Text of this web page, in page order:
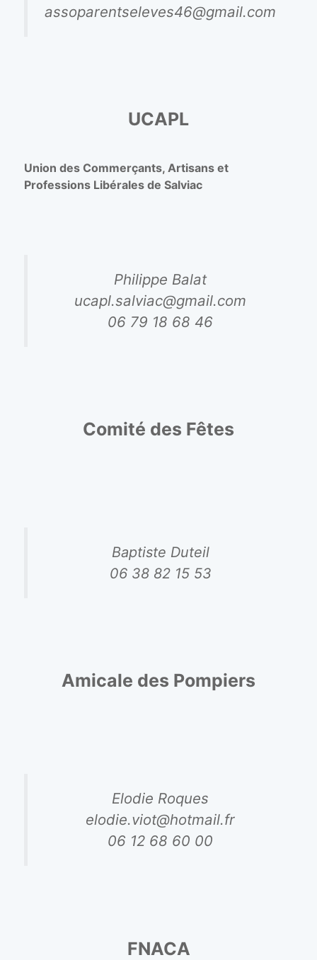
assoparentseleves46@gmail.com
UCAPL
Union des Commerçants, Artisans et
Professions Libérales de Salviac
Philippe Balat
ucapl.salviac@gmail.com
06 79 18 68 46
Comité des Fêtes
Baptiste Duteil
06 38 82 15 53
Amicale des Pompiers
Elodie Roques
elodie.viot@hotmail.fr
06 12 68 60 00
FNACA